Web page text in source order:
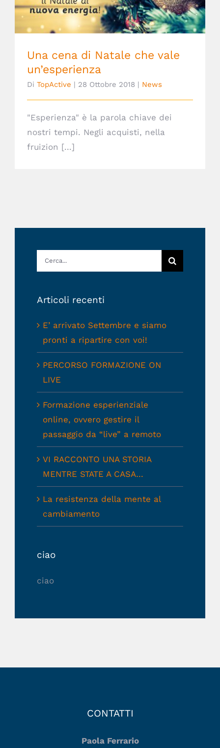
Una cena di Natale che vale
un’esperienza
Di TopActive | 28 Ottobre 2018 | News
"Esperienza" è la parola chiave dei
nostri tempi. Negli acquisti, nella
fruizion [...]
Cerca
per:
Articoli recenti
E’ arrivato Settembre e siamo
pronti a ripartire con voi!
PERCORSO FORMAZIONE ON
LIVE
Formazione esperienziale
online, ovvero gestire il
passaggio da “live” a remoto
VI RACCONTO UNA STORIA
MENTRE STATE A CASA…
La resistenza della mente al
cambiamento
ciao
ciao
CONTATTI
Paola Ferrario